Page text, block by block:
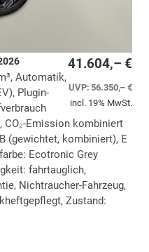
41.604,– €
UVP:56.350,– €
incl. 19% MwSt.
Automatik,
Plugin-
CO₂-Emission kombiniert
(gewichtet, kombiniert), E
Ecotronic Grey
fahrtauglich,
Nichtraucher-Fahrzeug,
Zustand: